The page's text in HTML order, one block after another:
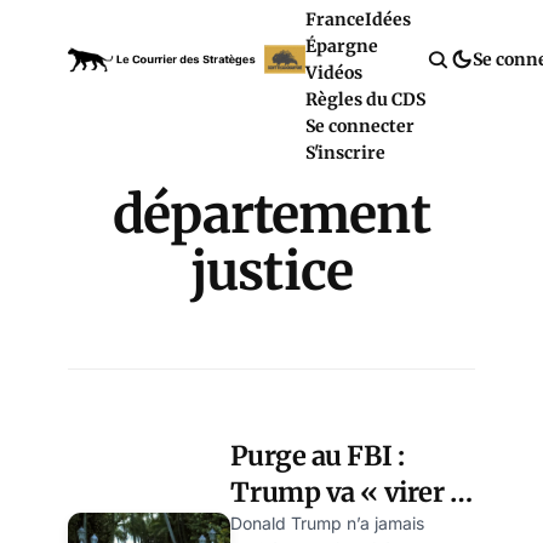
FranceIdées
Épargne
Vidéos
Règles du CDS
Se connecter
S'inscrire
Se
département
justice
Purge au FBI :
Trump va « virer »
les agents ayant
Donald Trump n’a jamais